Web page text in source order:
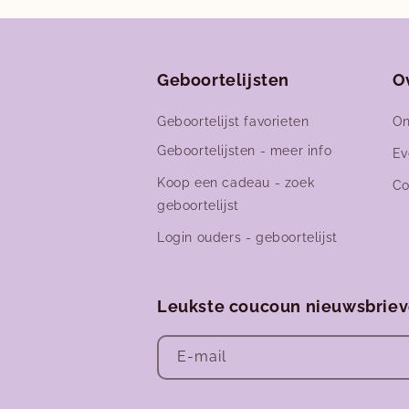
Geboortelijsten
Geboortelijst favorieten
Geboortelijsten - meer info
Koop een cadeau - zoek
geboortelijst
Login ouders - geboortelijst
Leukste coucoun
E‑mail